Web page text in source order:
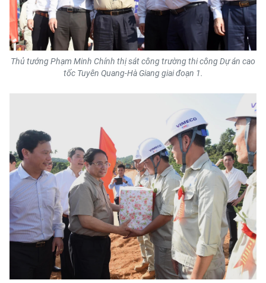
Thủ tướng Phạm Minh Chính thị sát công trường thi công Dự án cao
tốc Tuyên Quang-Hà Giang giai đoạn 1.